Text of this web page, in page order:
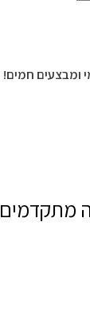
ומבצעים חמים!
מתקדמים